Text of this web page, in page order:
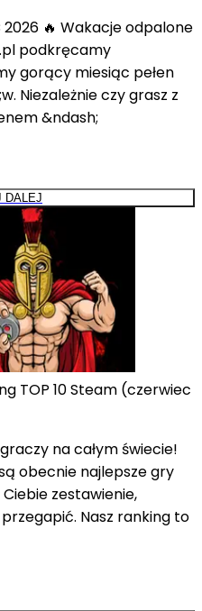
2026 🔥 Wakacje odpalone
podkręcamy
gorący miesiąc pełen
Niezależnie czy grasz z
&ndash;
DALEJ
TOP 10 Steam (czerwiec
na całym świecie!
obecnie najlepsze gry
zestawienie,
Nasz ranking to